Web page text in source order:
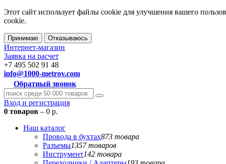
Этот сайт использует файлы cookie для улучшения вашего
cookie.
Принимаю Отказываюсь
Интернет-магазин
Заявка на расчет
+7 495 502 91 48
info@1000-metrov.com
Обратный звонок
Вход и регистрация
0 товаров – 0 р.
Наш каталог
Провода в бухтах873 товара
Разъемы1357 товаров
Инструмент142 товара